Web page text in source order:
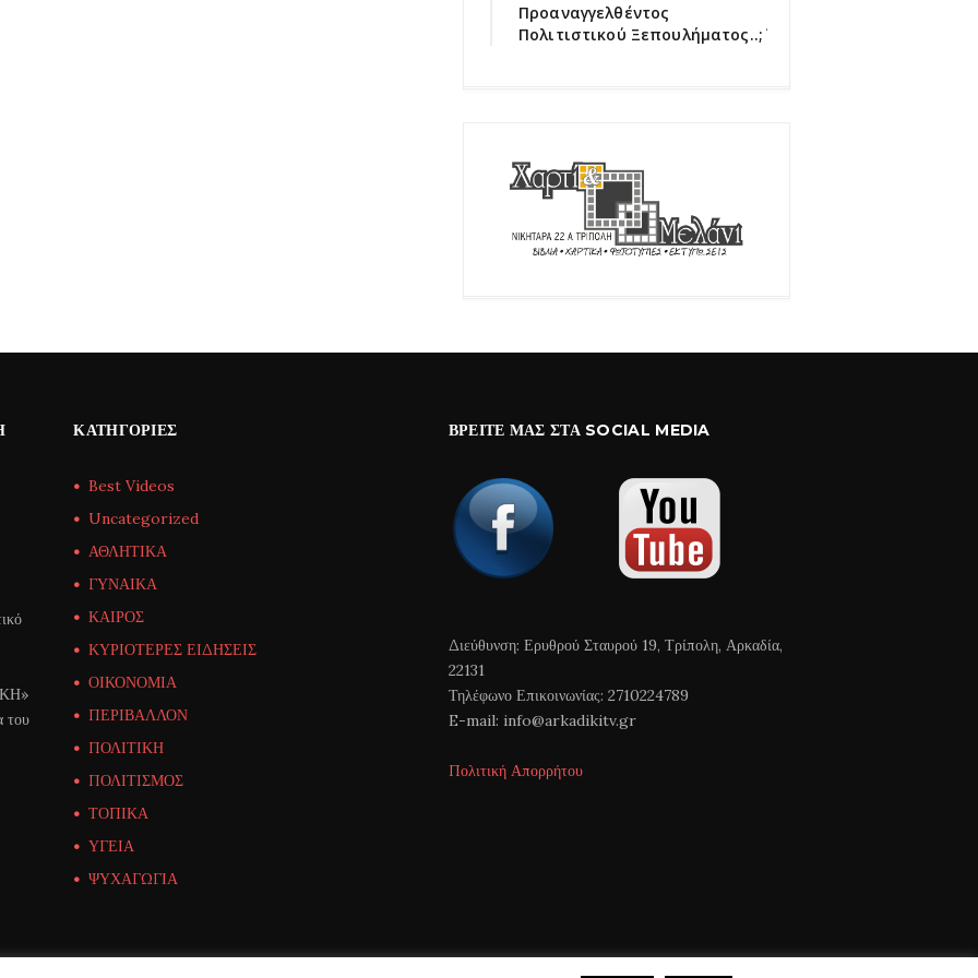
Προαναγγελθέντος
Πολιτιστικού Ξεπουλήματος..;΄΄
του
ΚΑΤΗΓΟΡΊΕΣ
Best Videos
Uncategorized
ΑΘΛΗΤΙΚΑ
ΓΥΝΑΙΚΑ
ΚΑΙΡΟΣ
ΚΥΡΙΟΤΕΡΕΣ ΕΙΔΗΣΕΙΣ
ΟΙΚΟΝΟΜΙΑ
ΠΕΡΙΒΑΛΛΟΝ
ΠΟΛΙΤΙΚΗ
ΠΟΛΙΤΙΣΜΟΣ
ΤΟΠΙΚΑ
ΥΓΕΙΑ
ΨΥΧΑΓΩΓΙΑ
ΒΡΕΊΤΕ ΜΑΣ ΣΤΑ SOCIAL MEDIA
Διεύθυνση: Ερυθρού Σταυρού 19, Τρίπολη, Αρκαδία,
22131
Τηλέφωνο Επικοινωνίας: 2710224789
E-mail: info@arkadikitv.gr
Πολιτική Απορρήτου